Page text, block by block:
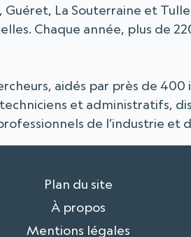
Guéret, La Souterraine et
Chaque année, plus de
aidés par près de
et administratifs,
de l’industrie et
Plan du site
À propos
Mentions légales